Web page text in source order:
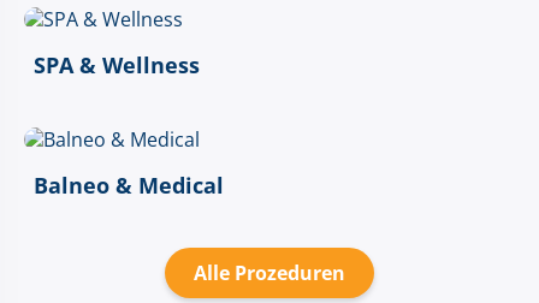
SPA & Wellness
Balneo & Medical
Alle Prozeduren